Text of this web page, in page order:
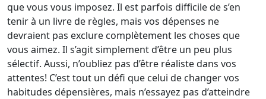
que vous vous imposez. Il est parfois difficile de s’en
tenir à un livre de règles, mais vos dépenses ne
devraient pas exclure complètement les choses que
vous aimez. Il s’agit simplement d’être un peu plus
sélectif. Aussi, n’oubliez pas d’être réaliste dans vos
attentes! C’est tout un défi que celui de changer vos
habitudes dépensières, mais n’essayez pas d’atteindre